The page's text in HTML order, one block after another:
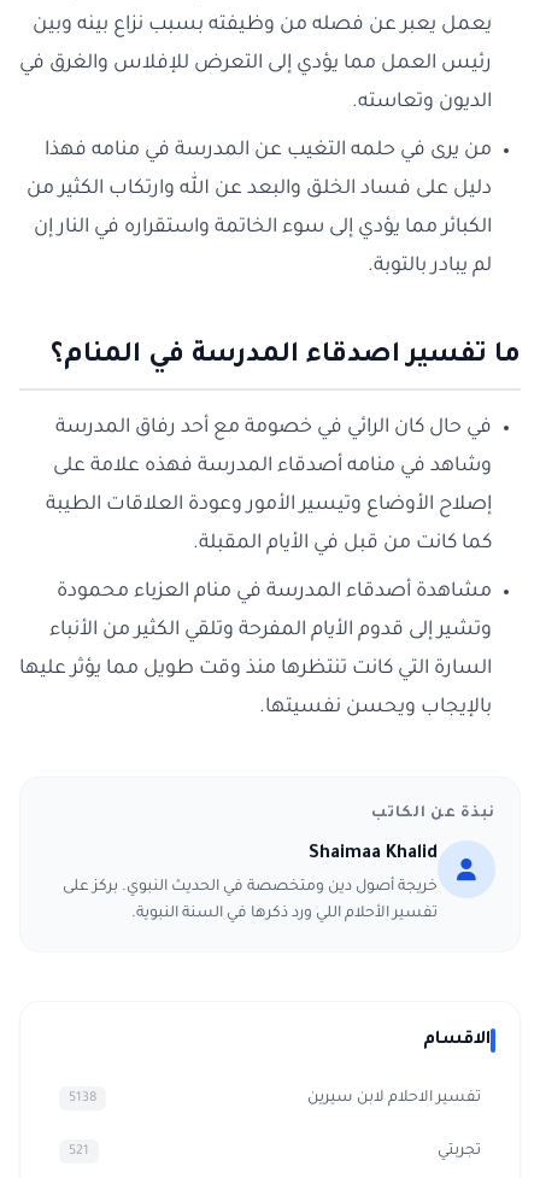
يعمل يعبر عن فصله من وظيفته بسبب نزاع بينه وبين
رئيس العمل مما يؤدي إلى التعرض للإفلاس والغرق في
الديون وتعاسته.
من يرى في حلمه التغيب عن المدرسة في منامه فهذا
دليل على فساد الخلق والبعد عن الله وارتكاب الكثير من
الكبائر مما يؤدي إلى سوء الخاتمة واستقراره في النار إن
لم يبادر بالتوبة.
ما تفسير اصدقاء المدرسة في المنام؟
في حال كان الرائي في خصومة مع أحد رفاق المدرسة
وشاهد في منامه أصدقاء المدرسة فهذه علامة على
إصلاح الأوضاع وتيسير الأمور وعودة العلاقات الطيبة
كما كانت من قبل في الأيام المقبلة.
مشاهدة أصدقاء المدرسة في منام العزباء محمودة
وتشير إلى قدوم الأيام المفرحة وتلقي الكثير من الأنباء
السارة التي كانت تنتظرها منذ وقت طويل مما يؤثر عليها
بالإيجاب ويحسن نفسيتها.
نبذة عن الكاتب
Shaimaa Khalid
خريجة أصول دين ومتخصصة في الحديث النبوي. بركز على
تفسير الأحلام اللي ورد ذكرها في السنة النبوية.
الاقسام
تفسير الاحلام لابن سيرين 5138
تجربتي 521